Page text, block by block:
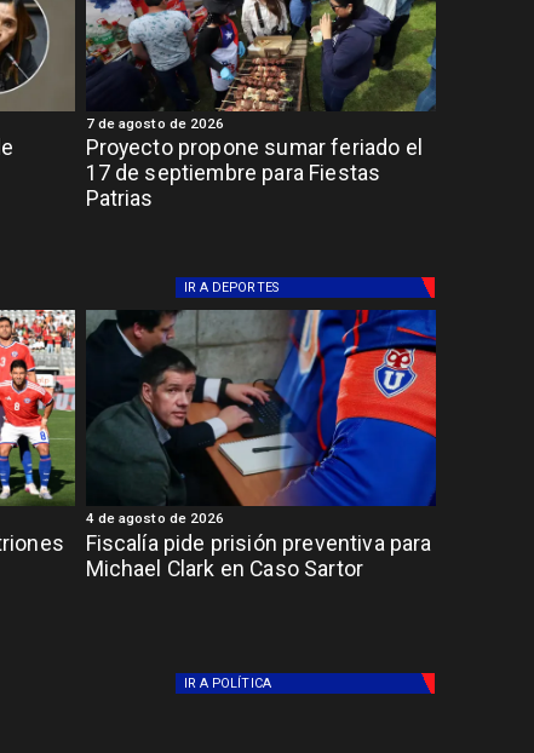
Proyecto propone sumar feriado el
17 de septiembre para Fiestas
Patrias
7 de agosto de 2026
IR A DEPORTES
Fiscalía pide prisión preventiva para
Michael Clark en Caso Sartor
4 de agosto de 2026
IR A POLÍTICA